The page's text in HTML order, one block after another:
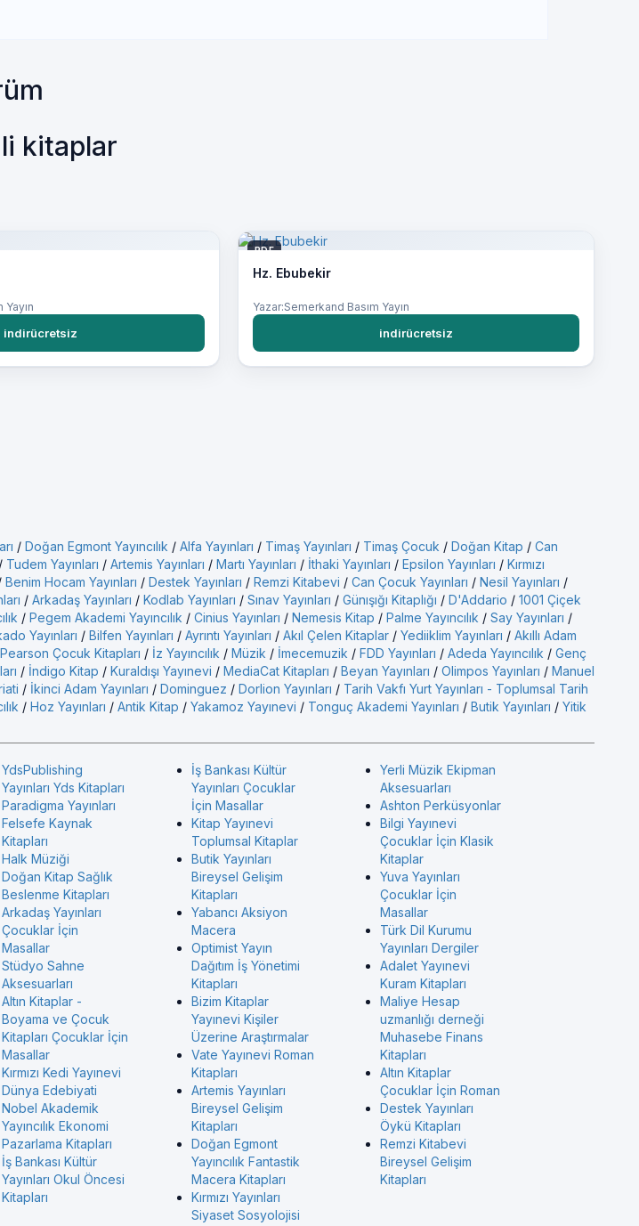
kitaplar
Yayın
indirücretsiz
PDF
Hz. Ebubekir
Yazar:Semerkand Basım Yayın
indirücretsiz
/ Doğan Egmont Yayıncılık / Alfa Yayınları / Timaş Yayınları / Timaş Çocuk / Doğan Kitap / Can
/ Tudem Yayınları / Artemis Yayınları / Martı Yayınları / İthaki Yayınları / Epsilon Yayınları / Kırmızı
Benim Hocam Yayınları / Destek Yayınları / Remzi Kitabevi / Can Çocuk Yayınları / Nesil Yayınları /
/ Arkadaş Yayınları / Kodlab Yayınları / Sınav Yayınları / Günışığı Kitaplığı / D'Addario / 1001 Çiçek
/ Pegem Akademi Yayıncılık / Cinius Yayınları / Nemesis Kitap / Palme Yayıncılık / Say Yayınları /
Yayınları / Bilfen Yayınları / Ayrıntı Yayınları / Akıl Çelen Kitaplar / Yediiklim Yayınları / Akıllı Adam
Pearson Çocuk Kitapları / İz Yayıncılık / Müzik / İmecemuzik / FDD Yayınları / Adeda Yayıncılık / Genç
/ İndigo Kitap / Kuraldışı Yayınevi / MediaCat Kitapları / Beyan Yayınları / Olimpos Yayınları / Manuel
/ İkinci Adam Yayınları / Dominguez / Dorlion Yayınları / Tarih Vakfı Yurt Yayınları - Toplumsal Tarih
/ Hoz Yayınları / Antik Kitap / Yakamoz Yayınevi / Tonguç Akademi Yayınları / Butik Yayınları / Yitik
YdsPublishing
Yayınları Yds Kitapları
Paradigma Yayınları
Felsefe Kaynak
Kitapları
Halk Müziği
Doğan Kitap Sağlık
Beslenme Kitapları
Arkadaş Yayınları
Çocuklar İçin
Masallar
Stüdyo Sahne
Aksesuarları
Altın Kitaplar -
Boyama ve Çocuk
Kitapları Çocuklar İçin
Masallar
Kırmızı Kedi Yayınevi
Dünya Edebiyati
Nobel Akademik
Yayıncılık Ekonomi
Pazarlama Kitapları
İş Bankası Kültür
Yayınları Okul Öncesi
Kitapları
İş Bankası Kültür
Yayınları Çocuklar
İçin Masallar
Kitap Yayınevi
Toplumsal Kitaplar
Butik Yayınları
Bireysel Gelişim
Kitapları
Yabancı Aksiyon
Macera
Optimist Yayın
Dağıtım İş Yönetimi
Kitapları
Bizim Kitaplar
Yayınevi Kişiler
Üzerine Araştırmalar
Vate Yayınevi Roman
Kitapları
Artemis Yayınları
Bireysel Gelişim
Kitapları
Doğan Egmont
Yayıncılık Fantastik
Macera Kitapları
Kırmızı Yayınları
Siyaset Sosyolojisi
Yerli Müzik Ekipman
Aksesuarları
Ashton Perküsyonlar
Bilgi Yayınevi
Çocuklar İçin Klasik
Kitaplar
Yuva Yayınları
Çocuklar İçin
Masallar
Türk Dil Kurumu
Yayınları Dergiler
Adalet Yayınevi
Kuram Kitapları
Maliye Hesap
uzmanlığı derneği
Muhasebe Finans
Kitapları
Altın Kitaplar
Çocuklar İçin Roman
Destek Yayınları
Öykü Kitapları
Remzi Kitabevi
Bireysel Gelişim
Kitapları